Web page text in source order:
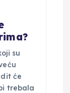
su
će
trebala